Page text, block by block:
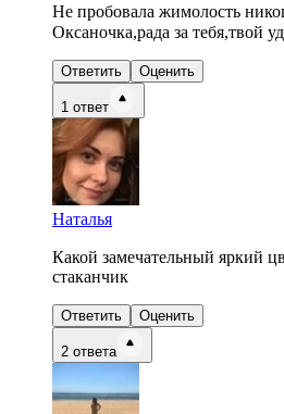
Не пробовала жимолость
Оксаночка,рада за тебя,твой
Ответить Оценить
1 ответ
Наталья
Какой замечательный яркий
стаканчик
Ответить Оценить
2 ответа